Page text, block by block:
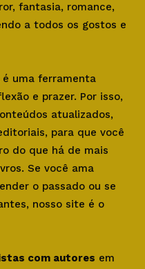
fantasia, romance,
a todos os gostos e
uma ferramenta
e prazer. Por isso,
atualizados,
para que você
do que há de mais
Se você ama
o passado ou se
nosso site é o
com autores em